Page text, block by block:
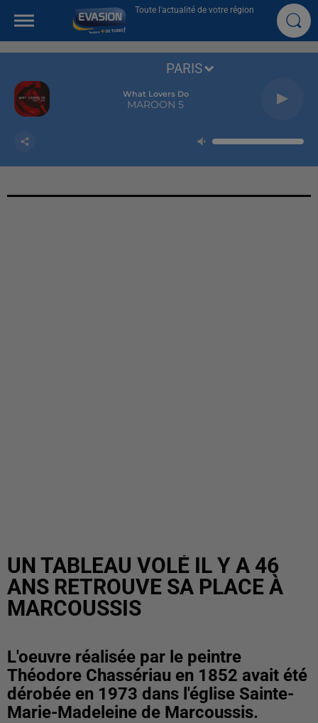
Toute l'actualité de votre région
What Lovers Do
MAROON 5
PARIS
UN TABLEAU VOLÉ IL Y A 46
ANS RETROUVE SA PLACE À
MARCOUSSIS
L'oeuvre réalisée par le peintre
Théodore Chassériau en 1852 avait été
dérobée en 1973 dans l'église Sainte-
Marie-Madeleine de Marcoussis.